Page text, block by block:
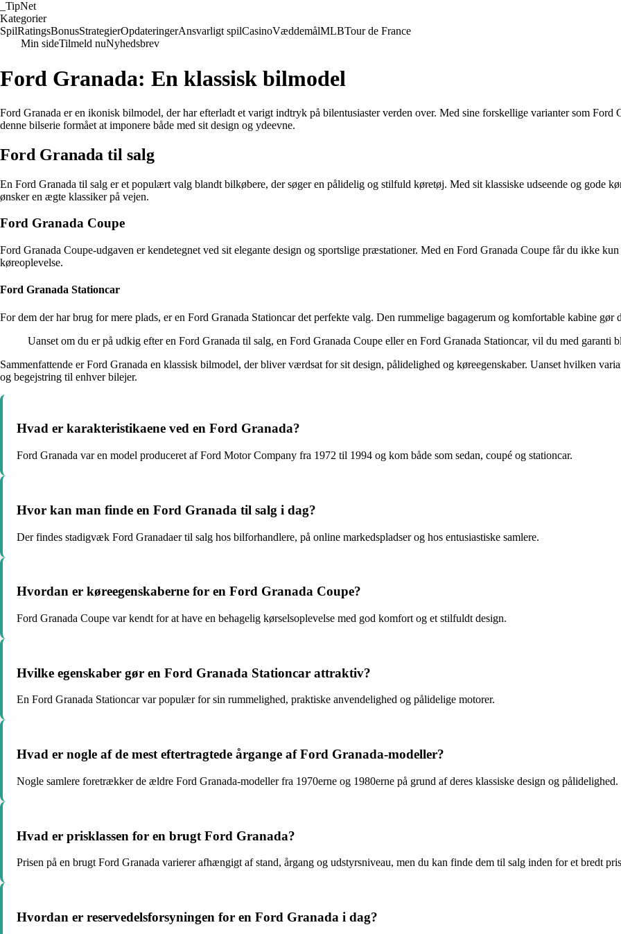
TipNet
Kategorier
SpilRatingsBonusStrategierOpdateringerAnsvarligt spilCasinoVæddemålMLBTour de France
Min sideTilmeld nuNyhedsbrev
Ford Granada: En klassisk bilmodel
Ford Granada er en ikonisk bilmodel, der har efterladt et varigt indtryk på bilentusiaster verden over. Med sine forskellige varianter som Ford
denne bilserie formået at imponere både med sit design og ydeevne.
Ford Granada til salg
En Ford Granada til salg er et populært valg blandt bilkøbere, der søger en pålidelig og stilfuld køretøj. Med sit klassiske udseende og gode
ønsker en ægte klassiker på vejen.
Ford Granada Coupe
Ford Granada Coupe-udgaven er kendetegnet ved sit elegante design og sportslige præstationer. Med en Ford Granada Coupe får du ikke
køreoplevelse.
Ford Granada Stationcar
For dem der har brug for mere plads, er en Ford Granada Stationcar det perfekte valg. Den rummelige bagagerum og komfortable kabine
Uanset om du er på udkig efter en Ford Granada til salg, en Ford Granada Coupe eller en Ford Granada Stationcar, vil du med garanti
Sammenfattende er Ford Granada en klassisk bilmodel, der bliver værdsat for sit design, pålidelighed og køreegenskaber. Uanset hvilken
og begejstring til enhver bilejer.
Hvad er karakteristikaene ved en Ford Granada?
Ford Granada var en model produceret af Ford Motor Company fra 1972 til 1994 og kom både som sedan, coupé og stationcar.
Hvor kan man finde en Ford Granada til salg i dag?
Der findes stadigvæk Ford Granadaer til salg hos bilforhandlere, på online markedspladser og hos entusiastiske samlere.
Hvordan er køreegenskaberne for en Ford Granada Coupe?
Ford Granada Coupe var kendt for at have en behagelig kørselsoplevelse med god komfort og et stilfuldt design.
Hvilke egenskaber gør en Ford Granada Stationcar attraktiv?
En Ford Granada Stationcar var populær for sin rummelighed, praktiske anvendelighed og pålidelige motorer.
Hvad er nogle af de mest eftertragtede årgange af Ford Granada-modeller?
Nogle samlere foretrækker de ældre Ford Granada-modeller fra 1970erne og 1980erne på grund af deres klassiske design og pålidelighed.
Hvad er prisklassen for en brugt Ford Granada?
Prisen på en brugt Ford Granada varierer afhængigt af stand, årgang og udstyrsniveau, men du kan finde dem til salg inden for et bredt
Hvordan er reservedelsforsyningen for en Ford Granada i dag?